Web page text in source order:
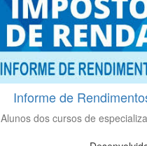
Informe de
Alunos dos cursos de